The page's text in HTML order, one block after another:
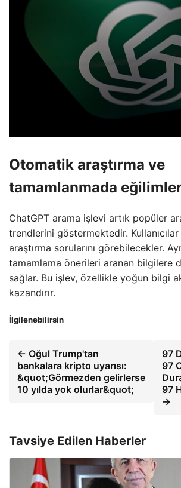
Otomatik araştırma ve
tamamlanmada
ChatGPT arama işlevi artık popüler
trendlerini göstermektedir.
araştırma sorularını görebilecekler.
tamamlama önerileri aranan bilgilere
sağlar. Bu işlev, özellikle yoğun bilgi
kazandırır.
İlgilenebilirsin
← Oğul Trump'tan
bankalara kripto uyarısı:
&quot;Görmezden gelirlerse
10 yılda yok olurlar&quot;
97
97
97
→
Tavsiye Edilen Haberler